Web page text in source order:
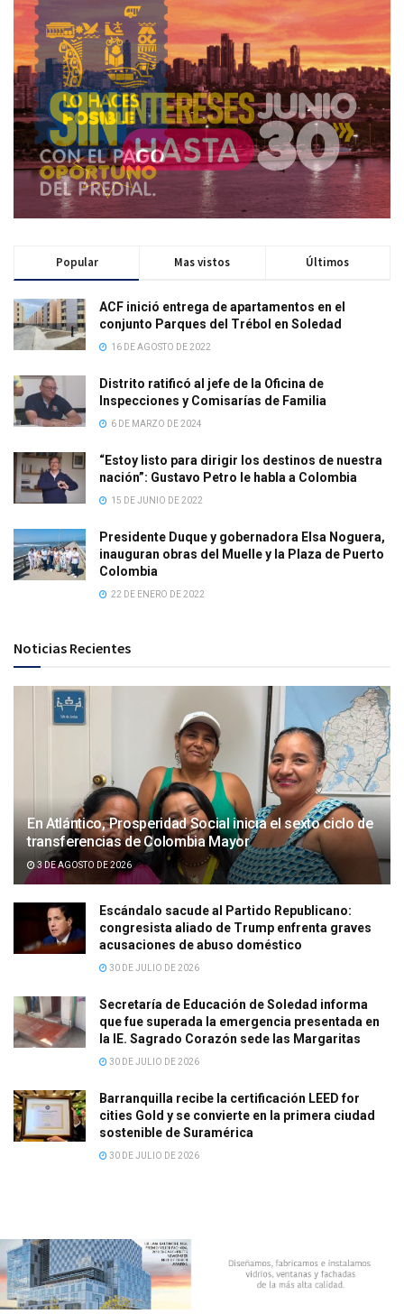
Popular Mas vistos Últimos
ACF inició entrega de apartamentos en el
conjunto Parques del Trébol en Soledad
16 DE AGOSTO DE 2022
Distrito ratificó al jefe de la Oficina de
Inspecciones y Comisarías de Familia
6 DE MARZO DE 2024
“Estoy listo para dirigir los destinos de nuestra
nación”: Gustavo Petro le habla a Colombia
15 DE JUNIO DE 2022
Presidente Duque y gobernadora Elsa Noguera,
inauguran obras del Muelle y la Plaza de Puerto
Colombia
22 DE ENERO DE 2022
Noticias Recientes
En Atlántico, Prosperidad Social inicia el sexto ciclo de
transferencias de Colombia Mayor
3 DE AGOSTO DE 2026
Escándalo sacude al Partido Republicano:
congresista aliado de Trump enfrenta graves
acusaciones de abuso doméstico
30 DE JULIO DE 2026
Secretaría de Educación de Soledad informa
que fue superada la emergencia presentada en
la IE. Sagrado Corazón sede las Margaritas
30 DE JULIO DE 2026
Barranquilla recibe la certificación LEED for
cities Gold y se convierte en la primera ciudad
sostenible de Suramérica
30 DE JULIO DE 2026